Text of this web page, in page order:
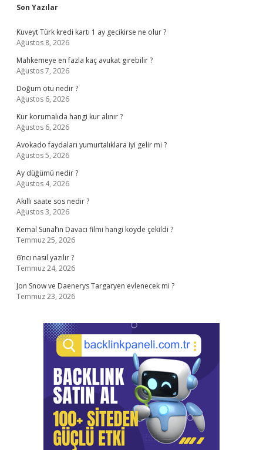
Sidebar
Son Yazılar
Kuveyt Türk kredi kartı 1 ay gecikirse ne olur ?
Ağustos 8, 2026
Mahkemeye en fazla kaç avukat girebilir ?
Ağustos 7, 2026
Doğum otu nedir ?
Ağustos 6, 2026
Kur korumalıda hangi kur alınır ?
Ağustos 6, 2026
Avokado faydaları yumurtalıklara iyi gelir mi ?
Ağustos 5, 2026
Ay düğümü nedir ?
Ağustos 4, 2026
Akıllı saate sos nedir ?
Ağustos 3, 2026
Kemal Sunal’ın Davacı filmi hangi köyde çekildi ?
Temmuz 25, 2026
6’ncı nasıl yazılır ?
Temmuz 24, 2026
Jon Snow ve Daenerys Targaryen evlenecek mi ?
Temmuz 23, 2026